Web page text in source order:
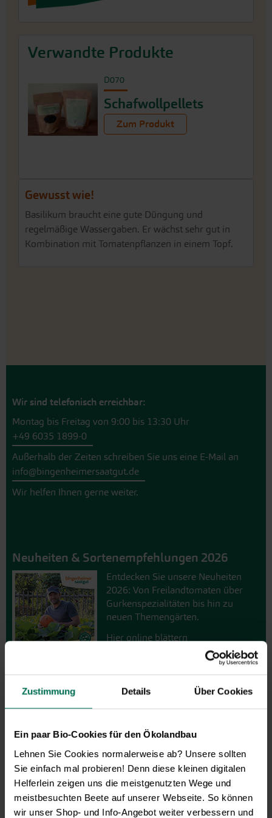
Zustimmung Details Über Cookies
Ein paar Bio-Cookies für den Ökolandbau
Lehnen Sie Cookies normalerweise ab? Unsere sollten
Sie einfach mal probieren! Denn diese kleinen digitalen
Helferlein zeigen uns die meistgenutzten Wege und
meistbesuchten Beete auf unserer Webseite. So können
wir unser Shop- und Info-Angebot weiter verbessern und
Gewusst wie!
Basilikum braucht eine gute Düngung und
regelmäßige Wassergaben. Er wächst sehr gut in
Kombination mit Tomatenpflanzen in einem Topf.
Verwandte Produkte
D070
Schafwollpellets
Zum Produkt
Wir sind telefonisch erreichbar:
Montag bis Freitag von 9:00 bis 13:30 Uhr
+49 6035 1899-0
Außerhalb der Zeiten schreiben Sie uns eine E-Mail an
info@bingenheimersaatgut.de
Wir helfen Ihnen gerne weiter.
Neuheiten & Sortenempfehlungen 2026
Entdecken Sie unsere Neuheiten
2026: Von Freilandtomaten über
Gurkenspezialitäten bis hin zu
neuen Themengärten.
Hier online blättern
GARTEN-Nachrichten
Mit den GARTEN-Nachrichten
erhalten Sie aktuelle Informationen
und hilfreiche Tipps und Tricks für
Ihren Hobbygarten und Balkon.